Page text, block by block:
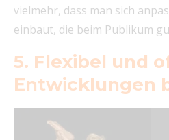
vielmehr, dass man sich
einbaut, die beim Publikum
5. Flexibel und
Entwicklungen